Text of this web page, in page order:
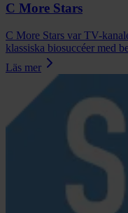
C More Stars
C More Stars var TV-
klassiska biosuccéer med
Läs mer